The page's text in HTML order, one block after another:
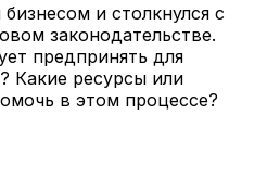
и столкнулся с
законодательстве.
предпринять для
Какие ресурсы или
в этом процессе?